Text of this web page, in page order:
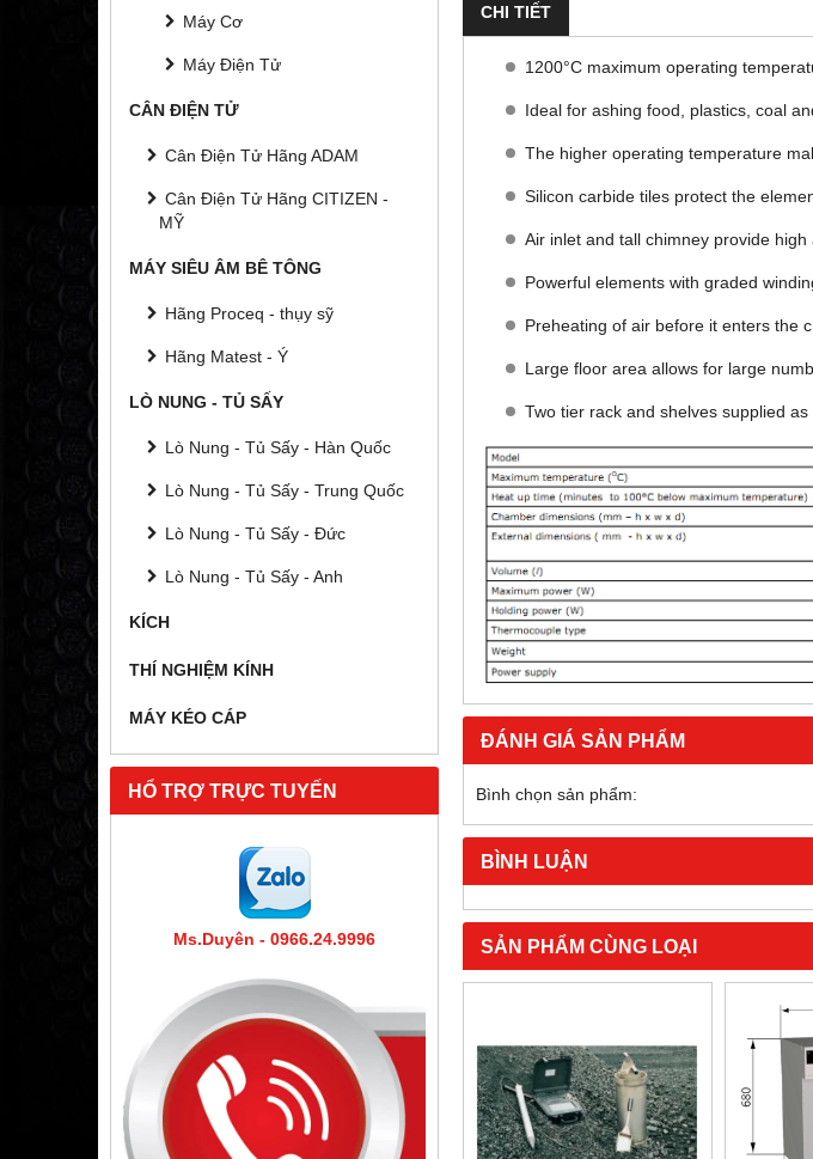
Máy Cơ
Máy Điện Tử
CÂN ĐIỆN TỬ
Cân Điện Tử Hãng ADAM
Cân Điện Tử Hãng CITIZEN -
MỸ
MÁY SIÊU ÂM BÊ TÔNG
Hãng Proceq - thụy sỹ
Hãng Matest - Ý
LÒ NUNG - TỦ SẤY
Lò Nung - Tủ Sấy - Hàn Quốc
Lò Nung - Tủ Sấy - Trung Quốc
Lò Nung - Tủ Sấy - Đức
Lò Nung - Tủ Sấy - Anh
KÍCH
THÍ NGHIỆM KÍNH
MÁY KÉO CÁP
HỔ TRỢ TRỰC TUYẾN
Ms.Duyên - 0966.24.9996
CHI TIẾT
1200°C maximum operating
Ideal for ashing food, plastics, coal
The higher operating temperature
Silicon carbide tiles protect the
Air inlet and tall chimney provide high
Powerful elements with graded
Preheating of air before it enters the
Large floor area allows for large
Two tier rack and shelves supplied as
ĐÁNH GIÁ SẢN PHẨM
Bình chọn sản phẩm:
BÌNH LUẬN
SẢN PHẨM CÙNG LOẠI